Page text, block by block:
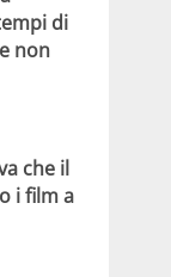
di
non
che il
i film a